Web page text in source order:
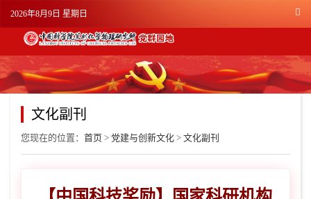
2026年8月9日 星期日
文化副刊
您现在的位置： 首页 > 党建与创新文化 > 文化副刊